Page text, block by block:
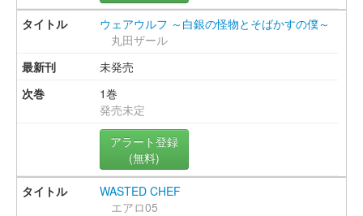
ウェアウルフ ～白銀の怪物とそばかすの僕～
丸田ザール
未発売
1巻
発売未定
アラート登録
(無料)
WASTED CHEF
エアロ05